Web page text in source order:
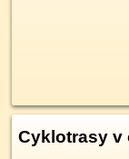
Cyklotrasy v